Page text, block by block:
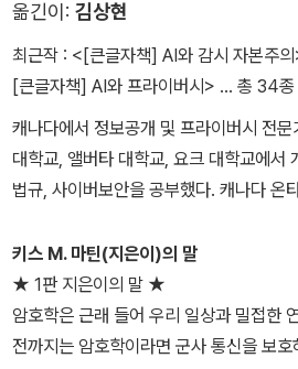
에서 수학을 전공했으며, 런던 대학교 로
에 관한 논문으로 박사 학위를 받았다. 이
수학부와 뢰번 가톨릭 대학교 전자공학부
계뿐아니라 수학적 배경지식이 부족한 대
호학을 가르쳐왔다. 로열 홀리웨이의 정
한 온라인 암호학 과정을 설계했으며, 미
의 기관에서 암호학 강의를 진행했다. 또
을 가르치는 스몰피스 재단(Smallpeice
당하기도 했다. 〈더 컨버세이션(The
티(Infosecurity)〉, 〈사이언티픽 아메
옮긴이: 김상현
최근작 : <[큰글자책] AI와 감시 자본주
[큰글자책] AI와 프라이버시> … 총 34종
캐나다에서 정보공개 및 프라이버시 전
대학교, 앨버타 대학교, 요크 대학교에서
법규, 사이버보안을 공부했다. 캐나다 온
아일랜드의 수도권청(Capital Regional
캘리언 그룹(Calian Group)의 프라이버
저서로 『AI와 프라이버시』(커뮤니케이
적을 찾아서』(방송통신위원회, 2020), 『
키스 M. 마틴(지은이)의 말
★ 1판 지은이의 말 ★
암호학은 근래 들어 우리 일상과 밀접한
전까지는 암호학이라면 군사 통신을 보